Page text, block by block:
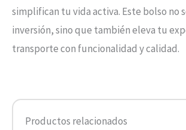
simplifican tu vida activa. Este bolso no
inversión, sino que también eleva tu
transporte con funcionalidad y calidad.
Productos relacionados